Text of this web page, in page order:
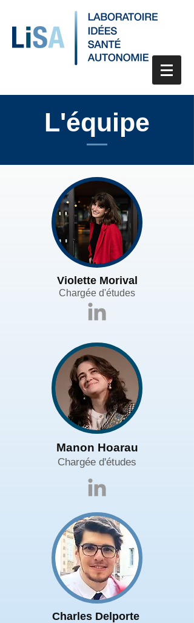
L'équipe
Violette Morival
Chargée d'études
Manon Hoarau
Chargée d'études
Charles Delporte